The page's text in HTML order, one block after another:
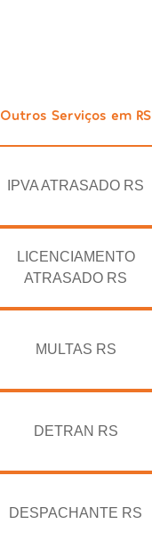
Outros Serviços em RS
IPVA ATRASADO RS
LICENCIAMENTO
ATRASADO RS
MULTAS RS
DETRAN RS
DESPACHANTE RS